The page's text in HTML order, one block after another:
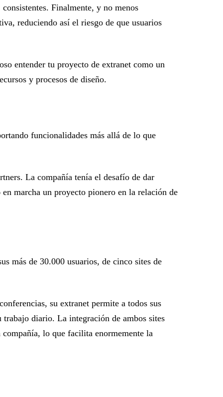
Finalmente, y no menos
reduciendo así el riesgo de que usuarios
entender tu proyecto de extranet como un
y procesos de diseño.
funcionalidades más allá de lo que
La compañía tenía el desafío de dar
marcha un proyecto pionero en la relación de
más de 30.000 usuarios, de cinco sites de
su extranet permite a todos sus
diario. La integración de ambos sites
lo que facilita enormemente la